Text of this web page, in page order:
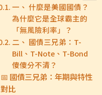
一、 什麼是美國國債？
為什麼它是全球霸主的
「無風險利率」？
二、 國債三兄弟：T-
Bill、T-Note、T-Bond
傻傻分不清？
📅 國債三兄弟：年期與特性
對比